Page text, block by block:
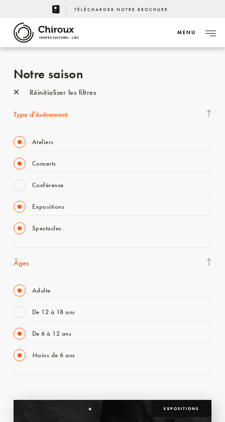
TÉLÉCHARGER NOTRE BROCHURE
CENTRE CULTUREL - LIÈGE
MENU
Notre saison
Réinitialiser les filtres
Type d’événement
Ateliers
Concerts
Conférence
Expositions
Spectacles
Âges
Adulte
De 12 à 18 ans
De 6 à 12 ans
Moins de 6 ans
EXPOSITIONS